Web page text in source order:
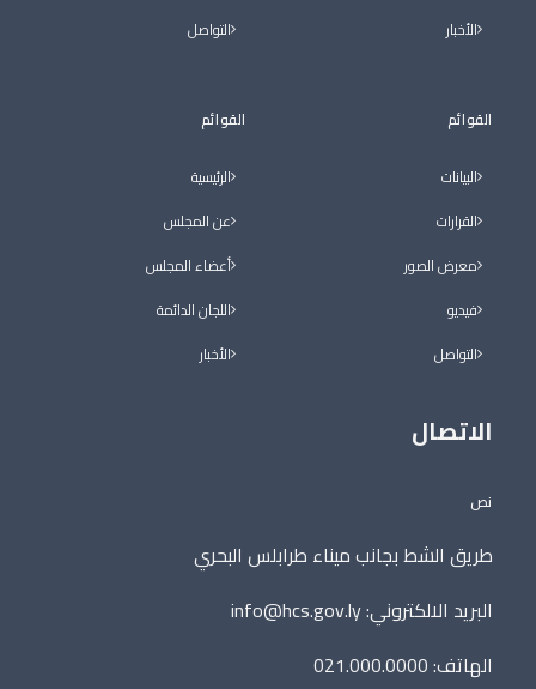
الأخبار
القوائم
البيانات
القرارات
معرض الصور
فيديو
التواصل
التواصل
القوائم
الرئيسية
عن المجلس
أعضاء المجلس
اللجان الدائمة
الأخبار
الاتصال
نص
طريق الشط بجانب ميناء طرابلس البحري
البريد الالكتروني:info@hcs.gov.ly
الهاتف: 021.000.0000